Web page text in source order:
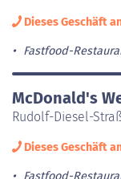
Dieses Geschäft
Fastfood-
McDonald's
Rudolf-Diesel-
Dieses Geschäft
Fastfood-